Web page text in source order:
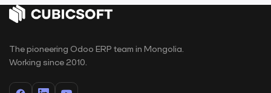
The pioneering Odoo ERP team in Mongolia.
Working since 2010.